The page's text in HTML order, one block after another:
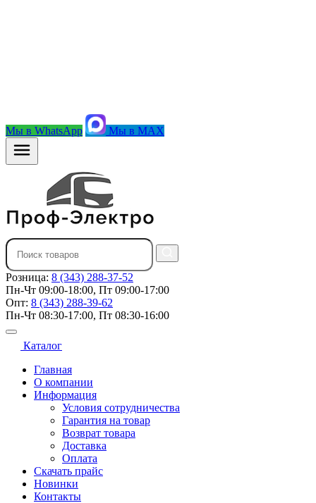
Мы в WhatsApp Мы в MAX
Розница: 8 (343) 288-37-52
Пн-Чт 09:00-18:00, Пт 09:00-17:00
Опт: 8 (343) 288-39-62
Пн-Чт 08:30-17:00, Пт 08:30-16:00
Каталог
Главная
О компании
Информация
Условия сотрудничества
Гарантия на товар
Возврат товара
Доставка
Оплата
Скачать прайс
Новинки
Контакты